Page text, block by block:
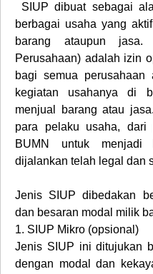
SIUP dibuat sebagai
berbagai usaha yang
barang ataupun
Perusahaan) adalah izin
bagi semua perusahaan
kegiatan usahanya di
menjual barang atau
para pelaku usaha, dari
BUMN untuk
dijalankan telah legal dan
Jenis SIUP dibedakan
dan besaran modal milik
1. SIUP Mikro (opsional)
Jenis SIUP ini ditujukan
dengan modal dan